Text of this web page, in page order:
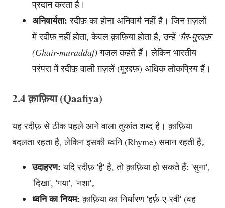
प्रदान करता है।
अनिवार्यता: रदीफ़ का होना अनिवार्य नहीं है। जिन ग़ज़लों
में रदीफ़ नहीं होता, केवल क़ाफ़िया होता है, उन्हें 'ग़ैर-मुरद्दफ़'
(Ghair-muraddaf)ग़ज़ल कहते हैं। लेकिन भारतीय
परंपरा में रदीफ़ वाली ग़ज़लें (मुरद्दफ़) अधिक लोकप्रिय हैं।
2.4 क़ाफ़िया (Qaafiya)
यह रदीफ़ से ठीकपहले आने वाला तुकांत शब्दहै। क़ाफ़िया
बदलता रहता है, लेकिन इसकी ध्वनि (Rhyme) समान रहती है。
उदाहरण: यदि रदीफ़ 'है' है, तो क़ाफ़िया हो सकते हैं: 'सुना',
'दिखा', 'गया', 'नशा'。
ध्वनि का नियम: क़ाफ़िया का निर्धारण 'हर्फ़-ए-रवी' (वह